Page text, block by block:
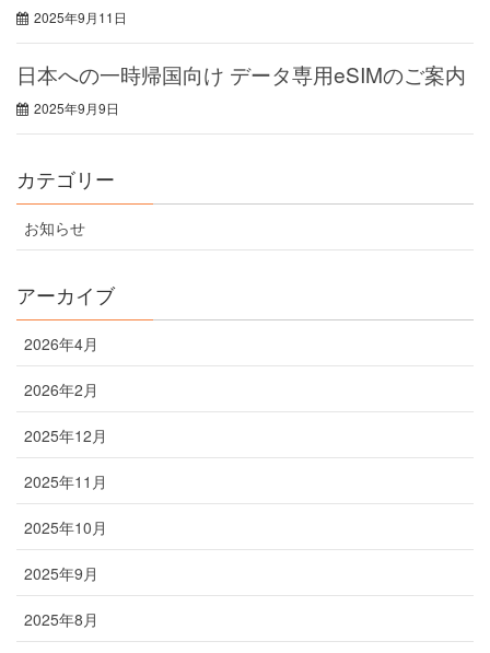
2025年9月11日
日本への一時帰国向け データ専用eSIMのご案内
2025年9月9日
カテゴリー
お知らせ
アーカイブ
2026年4月
2026年2月
2025年12月
2025年11月
2025年10月
2025年9月
2025年8月